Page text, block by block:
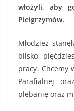
włożyli, aby
Pielgrzymów.
Młodzież
blisko
pracy. Chcemy
Parafialnej
plebanię oraz